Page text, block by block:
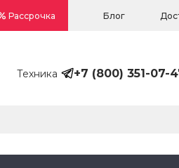
Рассрочка Блог
Техника
+7 (800) 351-07-